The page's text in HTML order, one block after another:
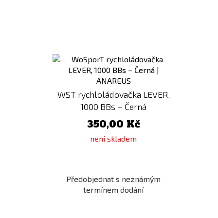
WST rychloládovačka LEVER,
1000 BBs – Černá
350,00 Kč
není skladem
Předobjednat s neznámým
termínem dodání